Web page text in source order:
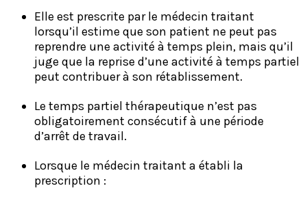
Elle est prescrite par le médecin traitant
lorsqu’il estime que son patient ne peut pas
reprendre une activité à temps plein, mais qu’il
juge que la reprise d’une activité à temps partiel
peut contribuer à son rétablissement.
Le temps partiel thérapeutique n’est pas
obligatoirement consécutif à une période
d’arrêt de travail.
Lorsque le médecin traitant a établi la
prescription :